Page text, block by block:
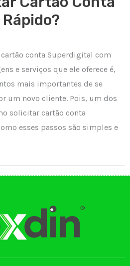
conta Superdigital com
e serviços que ele oferece é,
mais importantes de se
um novo cliente. Pois, um dos
solicitar cartão conta
esses passos são simples e